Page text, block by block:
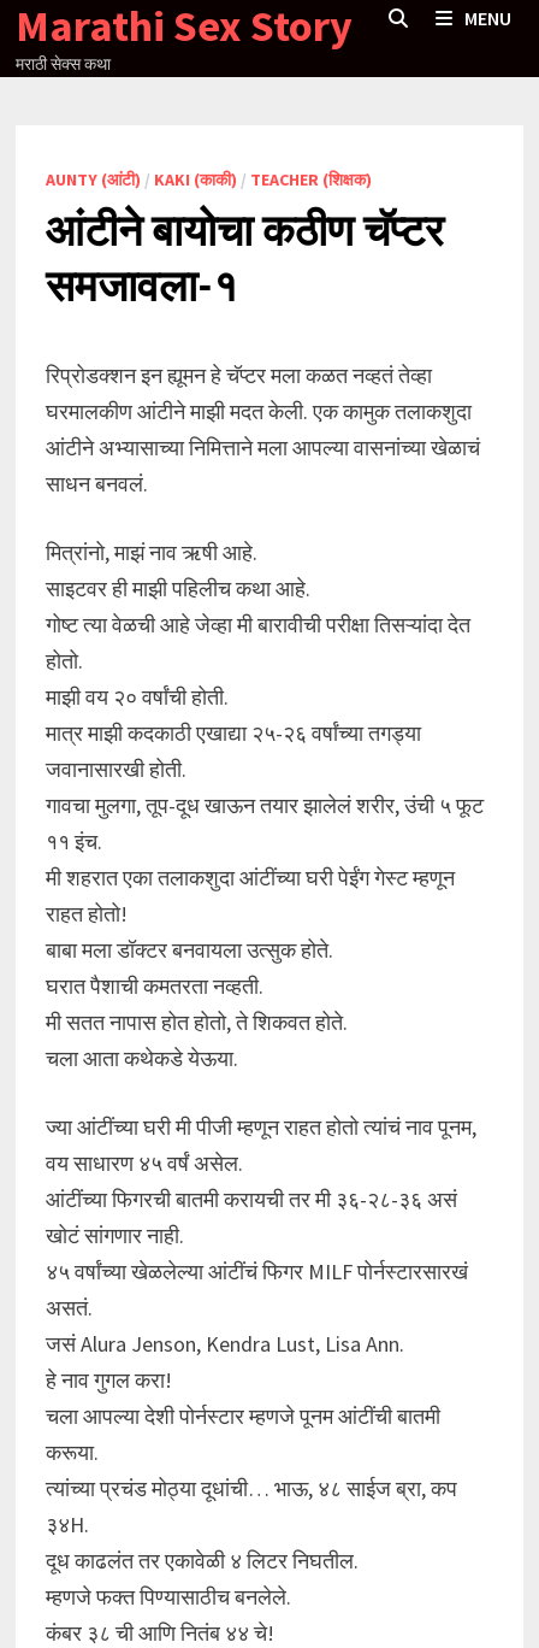
Skip
content
Marathi Sex Story
मराठी सेक्स कथा
MENU
AUNTY (आंटी) / KAKI (काकी) / TEACHER (शिक्षक)
आंटीने बायोचा कठीण चॅप्टर
समजावला-१
रिप्रोडक्शन इन ह्यूमन हे चॅप्टर मला कळत नव्हतं तेव्हा
घरमालकीण आंटीने माझी मदत केली. एक कामुक तलाकशुदा
आंटीने अभ्यासाच्या निमित्ताने मला आपल्या वासनांच्या खेळाचं
साधन बनवलं.
मित्रांनो, माझं नाव ऋषी आहे.
साइटवर ही माझी पहिलीच कथा आहे.
गोष्ट त्या वेळची आहे जेव्हा मी बारावीची परीक्षा तिसऱ्यांदा देत
होतो.
माझी वय २० वर्षांची होती.
मात्र माझी कदकाठी एखाद्या २५-२६ वर्षांच्या तगड्या
जवानासारखी होती.
गावचा मुलगा, तूप-दूध खाऊन तयार झालेलं शरीर, उंची ५ फूट
११ इंच.
मी शहरात एका तलाकशुदा आंटींच्या घरी पेईंग गेस्ट म्हणून
राहत होतो!
बाबा मला डॉक्टर बनवायला उत्सुक होते.
घरात पैशाची कमतरता नव्हती.
मी सतत नापास होत होतो, ते शिकवत होते.
चला आता कथेकडे येऊया.
ज्या आंटींच्या घरी मी पीजी म्हणून राहत होतो त्यांचं नाव पूनम,
वय साधारण ४५ वर्षं असेल.
आंटींच्या फिगरची बातमी करायची तर मी ३६-२८-३६ असं
खोटं सांगणार नाही.
४५ वर्षांच्या खेळलेल्या आंटींचं फिगर MILF पोर्नस्टारसारखं
असतं.
जसं Alura Jenson, Kendra Lust, Lisa Ann.
हे नाव गुगल करा!
चला आपल्या देशी पोर्नस्टार म्हणजे पूनम आंटींची बातमी
करूया.
त्यांच्या प्रचंड मोठ्या दूधांची… भाऊ, ४८ साईज ब्रा, कप
३४H.
दूध काढलंत तर एकावेळी ४ लिटर निघतील.
म्हणजे फक्त पिण्यासाठीच बनलेले.
कंबर ३८ ची आणि नितंब ४४ चे!